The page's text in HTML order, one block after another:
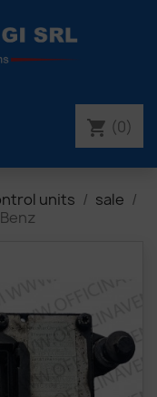
shopping_cart (0)
units
sale